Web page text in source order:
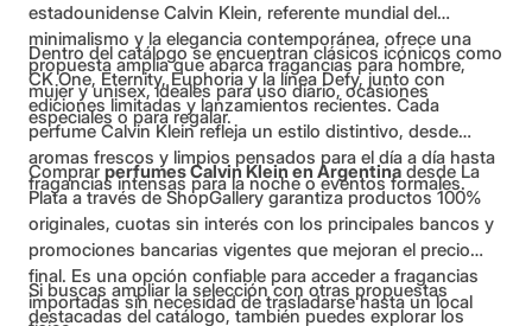
estadounidense Calvin Klein, referente mundial del
minimalismo y la elegancia contemporánea, ofrece una
propuesta amplia que abarca fragancias para hombre,
mujer y unisex, ideales para uso diario, ocasiones
especiales o para regalar.
Dentro del catálogo se encuentran clásicos icónicos como
CK One, Eternity, Euphoria y la línea Defy, junto con
ediciones limitadas y lanzamientos recientes. Cada
perfume Calvin Klein refleja un estilo distintivo, desde
aromas frescos y limpios pensados para el día a día hasta
fragancias intensas para la noche o eventos formales.
Comprar perfumes Calvin Klein en Argentina desde La
Plata a través de ShopGallery garantiza productos 100%
originales, cuotas sin interés con los principales bancos y
promociones bancarias vigentes que mejoran el precio
final. Es una opción confiable para acceder a fragancias
importadas sin necesidad de trasladarse hasta un local
Si buscas ampliar la selección con otras propuestas
destacadas del catálogo, también puedes explorar los